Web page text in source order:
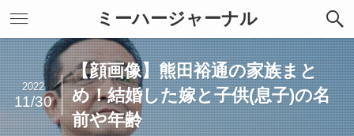
ミーハージャーナル
【顔画像】熊田裕通の家族まと
め！結婚した嫁と子供(息子)の名
前や年齢
2022
11/30